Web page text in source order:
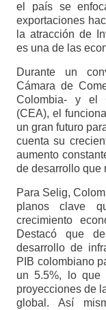
el país se
exportaciones
la atracción de
es una de las
Durante un
Cámara de
Colombia- y el
(CEA), el
un gran futuro
cuenta su
aumento
de desarrollo que
Para Selig,
planos clave
crecimiento
Destacó que
desarrollo de
PIB colombiano
un 5.5%, lo que
proyecciones de
global. Así